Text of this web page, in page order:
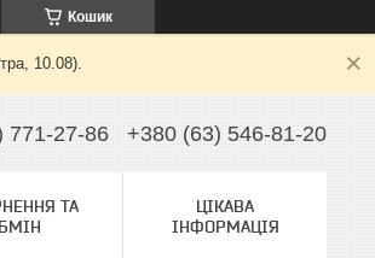
Кошик
10.08).
771-27-86 +380 (63) 546-81-20
ТА
ЦІКАВА
ІНФОРМАЦІЯ